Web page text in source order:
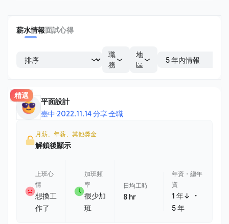
薪水情報面試心得
職
務
地
區
精選
平面設計
臺中·2022.11.14 分享·全職
月薪、年薪、其他獎金
解鎖後顯示
上班心
情
想換工
作了
加班頻
率
很少加
班
日均工時
8 hr
年資・總年
資
1 年↓ ・
5 年